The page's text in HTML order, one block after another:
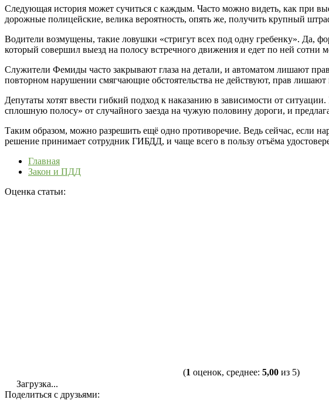
Следующая история может сучиться с каждым. Часто можно видеть, как при
дорожные полицейские, велика вероятность, опять же, получить крупный
Водители возмущены, такие ловушки «стригут всех под одну гребенку». Да,
который совершил выезд на полосу встречного движения и едет по ней сотни
Служители Фемиды часто закрывают глаза на детали, и автоматом лишают
повторном нарушении смягчающие обстоятельства не действуют, прав лишают
Депутаты хотят ввести гибкий подход к наказанию в зависимости от
сплошную полосу» от случайного заезда на чужую половину дороги, и
Таким образом, можно разрешить ещё одно противоречие. Ведь сейчас, если
решение принимает сотрудник ГИБДД, и чаще всего в пользу отъёма
Главная
Закон и ПДД
Оценка статьи:
(1 оценок, среднее: 5,00 из 5)
Загрузка...
Поделиться с друзьями: